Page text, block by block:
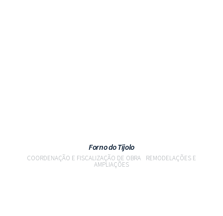
Forno do Tijolo
COORDENAÇÃO E FISCALIZAÇÃO DE OBRA REMODELAÇÕES E
AMPLIAÇÕES